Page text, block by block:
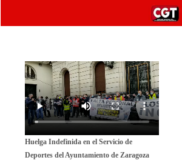
Huelga Indefinida en el Servicio de
Deportes del Ayuntamiento de Zaragoza